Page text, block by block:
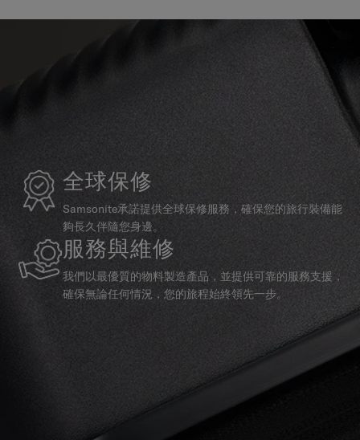
全球保修
Samsonite承諾提供全球保修服務，確保您的旅行裝備能
夠長久伴隨您身邊。
服務與維修
我們以最優質的物料製造產品，並提供可靠的服務支援，
確保無論任何情況，您的旅程始終領先一步。